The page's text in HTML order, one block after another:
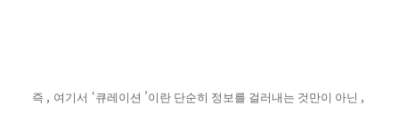
즉 , 여기서 ‘큐레이션 ’이란 단순히 정보를 걸러내는 것만이 아닌 ,